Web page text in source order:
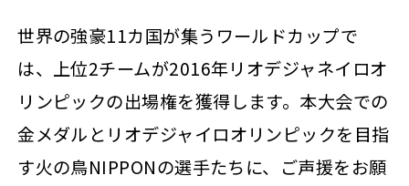
世界の強豪11カ国が集うワールドカップで
は、上位2チームが2016年リオデジャネイロオ
リンピックの出場権を獲得します。本大会での
金メダルとリオデジャイロオリンピックを目指
す火の鳥NIPPONの選手たちに、ご声援をお願